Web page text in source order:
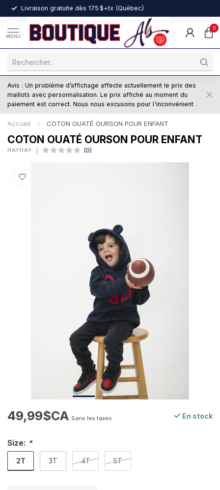
Livraison gratuite dès 175 $+tx (Québec)
MENU
0
Avis : Un problème d’affichage affecte actuellement le prix des
maillots avec personnalisation. Le prix affiché au moment du
paiement est correct. Nous nous excusons pour l'inconvénient .
Accueil / COTON OUATÉ OURSON POUR ENFANT
COTON OUATÉ OURSON POUR ENFANT
HAYHAY (0)
49,99$CA Sans les taxes En stock
Size: *
2T 3T 4T 5T